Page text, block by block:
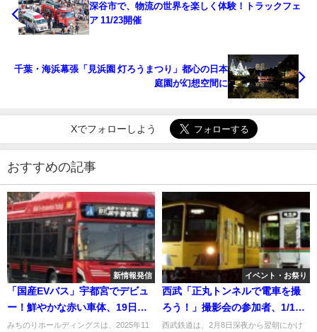
深谷市で、物流の世界を楽しく体験！トラックフェ
ア 11/23開催
千葉・海浜幕張「見浜園 灯ろうまつり」都心の日本
庭園が幻想空間に
Xでフォローしよう
おすすめの記事
新情報発信
「国産EVバス」宇都宮でデビュ
ー！鮮やかな赤い車体、19日か
ら運行
みちのりホールディングスは、2025年11
イベント・お祭り
西武「正丸トンネルで電車を撮
ろう！」撮影会の参加者、1/15
～募集します
西武鉄道は、2月8日深夜から翌朝にかけ